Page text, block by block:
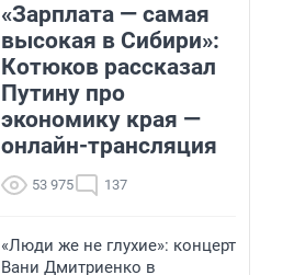
«Зарплата — самая
высокая в Сибири»:
Котюков рассказал
Путину про
экономику края —
онлайн-трансляция
53 975 137
«Люди же не глухие»: концерт
Вани Дмитриенко в